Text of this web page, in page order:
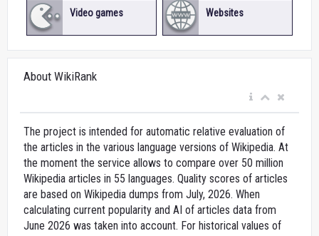
Video games Websites
About WikiRank
The project is intended for automatic relative evaluation of
the articles in the various language versions of Wikipedia. At
the moment the service allows to compare over 50 million
Wikipedia articles in 55 languages. Quality scores of articles
are based on Wikipedia dumps from July, 2026. When
calculating current popularity and AI of articles data from
June 2026 was taken into account. For historical values of